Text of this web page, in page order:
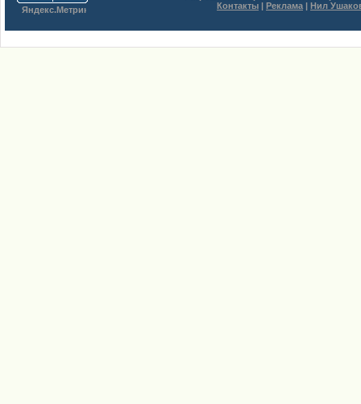
Контакты | Реклама | Нил